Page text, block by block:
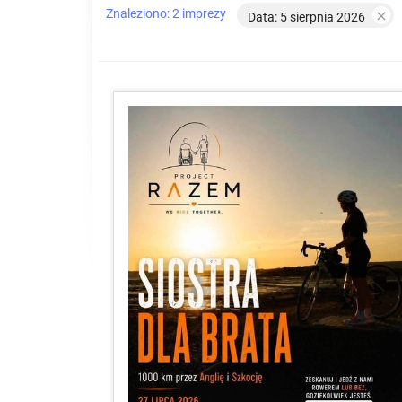
Znaleziono: 2 imprezy Data: 5 sierpnia 2026 